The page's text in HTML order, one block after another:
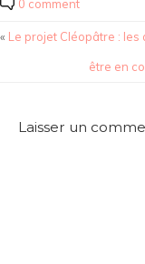
0 comment
« Le projet Cléopâtre : les
être en
Laisser un